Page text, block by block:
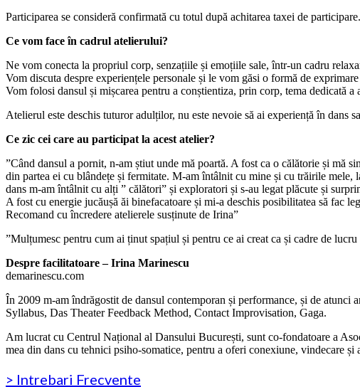
Participarea se consideră confirmată cu totul după achitarea taxei de participare.
Ce vom face în cadrul atelierului?
Ne vom conecta la propriul corp, senzațiile și emoțiile sale, într-un cadru
Vom discuta despre experiențele personale și le vom găsi o formă de
Vom folosi dansul și mișcarea pentru a conștientiza, prin corp, tema dedicată a
Atelierul este deschis tuturor adulților, nu este nevoie să ai experiență în dans
Ce zic cei care au participat la acest atelier?
”Când dansul a pornit, n-am știut unde mă poartă. A fost ca o călătorie și mă
din partea ei cu blândețe și fermitate. M-am întâlnit cu mine și cu trăirile
dans m-am întâlnit cu alți ” călători” și exploratori și s-au legat plăcute și
A fost cu energie jucăușă ăi binefacatoare și mi-a deschis posibilitatea să fac
Recomand cu încredere atelierele susținute de Irina”
”Mulțumesc pentru cum ai ținut spațiul și pentru ce ai creat ca și cadre de
Despre facilitatoare – Irina Marinescu
demarinescu.com
În 2009 m-am îndrăgostit de dansul contemporan și performance, și de
Syllabus, Das Theater Feedback Method, Contact Improvisation, Gaga.
Am lucrat cu Centrul Național al Dansului București, sunt co-fondatoare a
mea din dans cu tehnici psiho-somatice, pentru a oferi conexiune, vindecare
> Intrebari Frecvente